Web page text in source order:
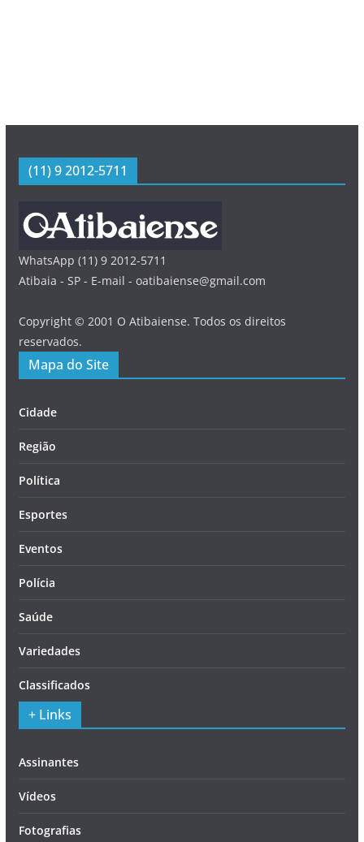
(11) 9 2012-5711
WhatsApp (11) 9 2012-5711
Atibaia - SP - E-mail - oatibaiense@gmail.com
Copyright © 2001 O Atibaiense. Todos os direitos
reservados.
Mapa do Site
Cidade
Região
Política
Esportes
Eventos
Polícia
Saúde
Variedades
Classificados
+ Links
Assinantes
Vídeos
Fotografias